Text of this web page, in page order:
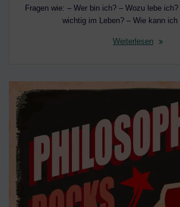
Fragen wie: – Wer bin ich? – Wozu lebe
wichtig im Leben? – Wie kann
Weiterlesen